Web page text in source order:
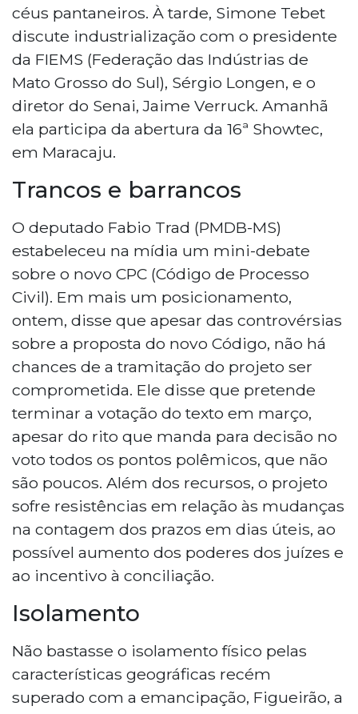
céus pantaneiros. À tarde, Simone Tebet
discute industrialização com o presidente
da FIEMS (Federação das Indústrias de
Mato Grosso do Sul), Sérgio Longen, e o
diretor do Senai, Jaime Verruck. Amanhã
ela participa da abertura da 16ª Showtec,
em Maracaju.
Trancos e barrancos
O deputado Fabio Trad (PMDB-MS)
estabeleceu na mídia um mini-debate
sobre o novo CPC (Código de Processo
Civil). Em mais um posicionamento,
ontem, disse que apesar das controvérsias
sobre a proposta do novo Código, não há
chances de a tramitação do projeto ser
comprometida. Ele disse que pretende
terminar a votação do texto em março,
apesar do rito que manda para decisão no
voto todos os pontos polêmicos, que não
são poucos. Além dos recursos, o projeto
sofre resistências em relação às mudanças
na contagem dos prazos em dias úteis, ao
possível aumento dos poderes dos juízes e
ao incentivo à conciliação.
Isolamento
Não bastasse o isolamento físico pelas
características geográficas recém
superado com a emancipação, Figueirão, a